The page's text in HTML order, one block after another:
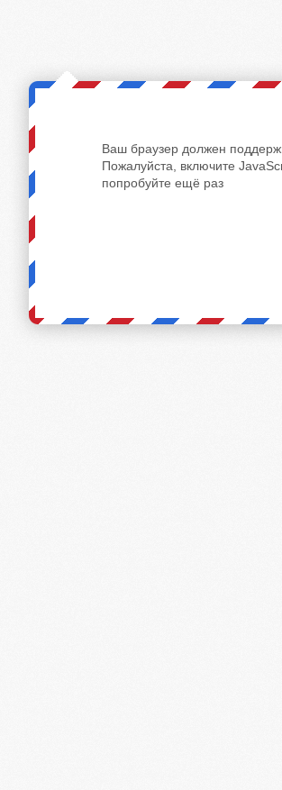
Ваш браузер должен
Пожалуйста, включите
попробуйте ещё раз